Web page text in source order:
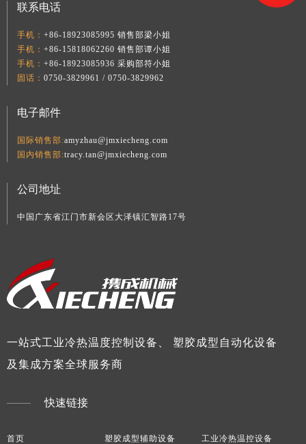
联系电话
手机： +86-18923085995 销售部梁小姐
手机： +86-15818062260 销售部谭小姐
手机： +86-18923085936 采购部符小姐
固话： 0750-3829961 / 0750-3829962
电子邮件
国际销售部:amyzhau@jmxiecheng.com
国内销售部:tracy.tan@jmxiecheng.com
公司地址
中国广东省江门市新会区大泽镇汇智路17号
一站式工业冷热温度控制设备、 塑胶成型自动化设备
及集成方案全球服务商
快速链接
首页 塑胶成型辅助设备 工业冷热温控设备